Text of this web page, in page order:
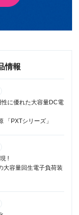
情報
に優れた大容量DC電
「PXTシリーズ」
!
大容量回生電子負荷装